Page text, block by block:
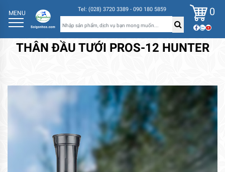
MENU Tel: (028) 3720 3389 - 090 180 5859 0
THÂN ĐẦU TƯỚI PROS-12 HUNTER